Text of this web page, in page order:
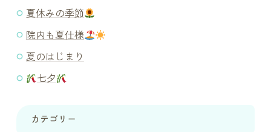
夏休みの季節
院内も夏仕様
夏のはじまり
七夕
カテゴリー